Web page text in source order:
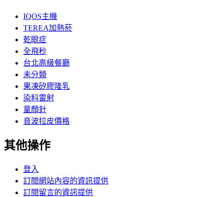
IQOS主機
TEREA加熱菸
乾眼症
全飛秒
台北高級餐廳
未分類
果凍矽膠隆乳
染料雷射
童顏針
音波拉皮價格
其他操作
登入
訂閱網站內容的資訊提供
訂閱留言的資訊提供